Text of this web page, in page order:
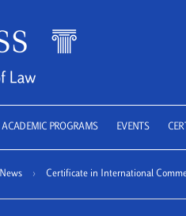
ACADEMIC PROGRAMS EVENTS
News › Certificate in International